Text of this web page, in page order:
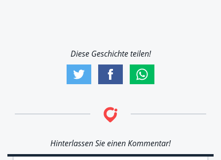
Diese Geschichte teilen!
Hinterlassen Sie einen Kommentar!